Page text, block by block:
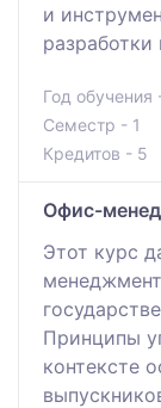
и
Год обучения
Семестр - 1
Кредитов - 5
Офис-
Этот курс
Принципы
контексте